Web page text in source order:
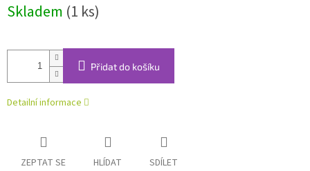
cena:
Skladem (1 ks)
Přidat do košíku
Detailní informace
ZEPTAT SE HLÍDAT SDÍLET